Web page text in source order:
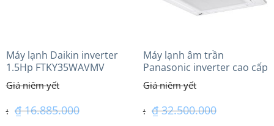
Máy lạnh Daikin inverter
1.5Hp FTKY35WAVMV
₫16.885.000
Máy lạnh âm trần
Panasonic inverter cao cấp
(3.0Hp) S-2430PU3HA/U-
24PRH1H5
₫32.500.000